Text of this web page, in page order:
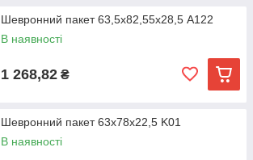
Шевронний пакет 63,5х82,55х28,5 A122
В наявності
1 268,82 ₴
Шевронний пакет 63х78х22,5 K01
В наявності